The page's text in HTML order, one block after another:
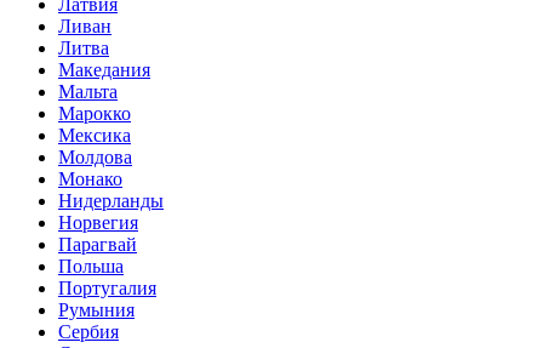
Латвия
Ливан
Литва
Македания
Мальта
Марокко
Мексика
Молдова
Монако
Нидерланды
Норвегия
Парагвай
Польша
Португалия
Румыния
Сербия